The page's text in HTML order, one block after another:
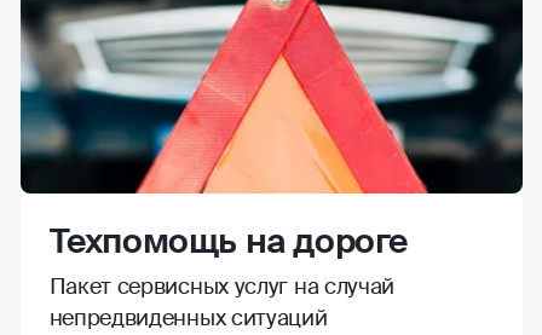
Техпомощь на дороге
Пакет сервисных услуг на случай
непредвиденных ситуаций